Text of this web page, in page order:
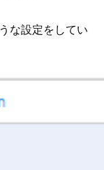
な設定をしてい